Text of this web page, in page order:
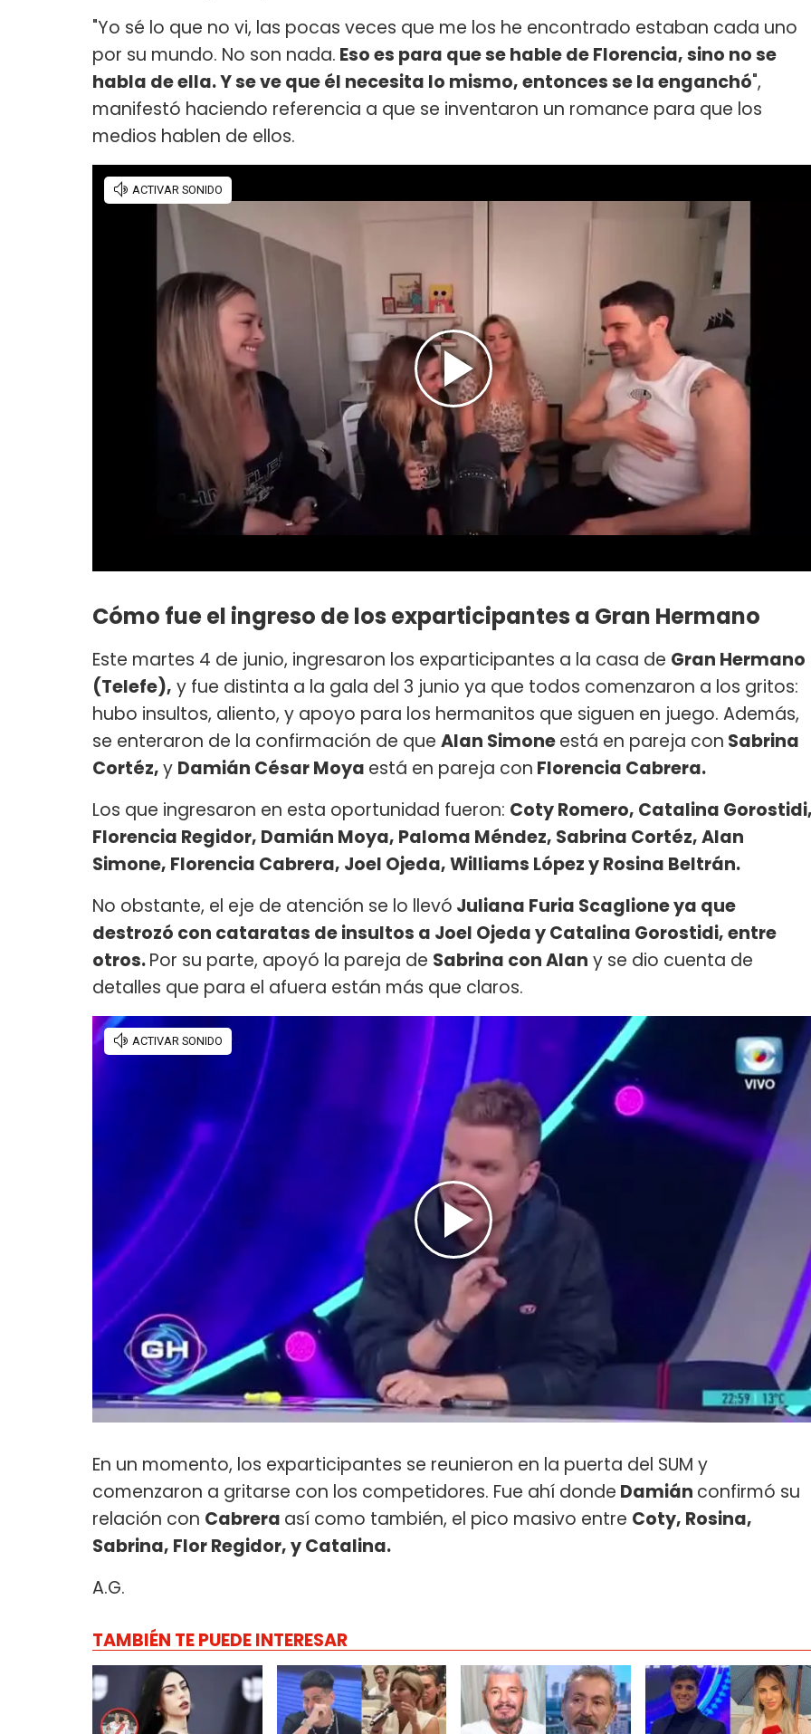
"Yo sé lo que no vi, las pocas veces que me los he encontrado estaban cada uno
por su mundo. No son nada. Eso es para que se hable de Florencia, sino no se
habla de ella. Y se ve que él necesita lo mismo, entonces se la enganchó",
manifestó haciendo referencia a que se inventaron un romance para que los
medios hablen de ellos.
Cómo fue el ingreso de los exparticipantes a Gran Hermano
Este martes 4 de junio, ingresaron los exparticipantes a la casa de Gran Hermano
(Telefe), y fue distinta a la gala del 3 junio ya que todos comenzaron a los gritos:
hubo insultos, aliento, y apoyo para los hermanitos que siguen en juego. Además,
se enteraron de la confirmación de que Alan Simoneestá en pareja con Sabrina
Cortéz,y Damián César Moya está en pareja con Florencia Cabrera.
Los que ingresaron en esta oportunidad fueron: Coty Romero, Catalina
Florencia Regidor, Damián Moya, Paloma Méndez, Sabrina Cortéz, Alan
Simone, Florencia Cabrera, Joel Ojeda, Williams López y Rosina Beltrán.
No obstante, el eje de atención se lo llevó Juliana Furia Scaglione ya que
destrozó con cataratas de insultos a Joel Ojeda y Catalina Gorostidi, entre
otros.Por su parte, apoyó la pareja de Sabrina con Alan y se dio cuenta de
detalles que para el afuera están más que claros.
En un momento, los exparticipantes se reunieron en la puerta del SUM y
comenzaron a gritarse con los competidores. Fue ahí donde Damián confirmó su
relación con Cabrera así como también, el pico masivo entre Coty, Rosina,
Sabrina, Flor Regidor, y Catalina.
A.G.
TAMBIÉN TE PUEDE INTERESAR